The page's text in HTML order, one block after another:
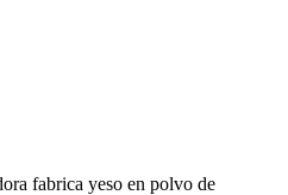
fabrica yeso en polvo de